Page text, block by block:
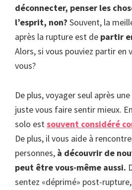
déconnecter, penser les
l’esprit, non? Souvent, la
après la rupture est de partir
Alors, si vous pouviez partir en
vous?
De plus, voyager seul après
juste vous faire sentir mieux.
solo estsouvent considéré
De plus, il vous aide à
personnes, à découvrir de
peut être vous-même aussi.
sentez «déprimé» post-